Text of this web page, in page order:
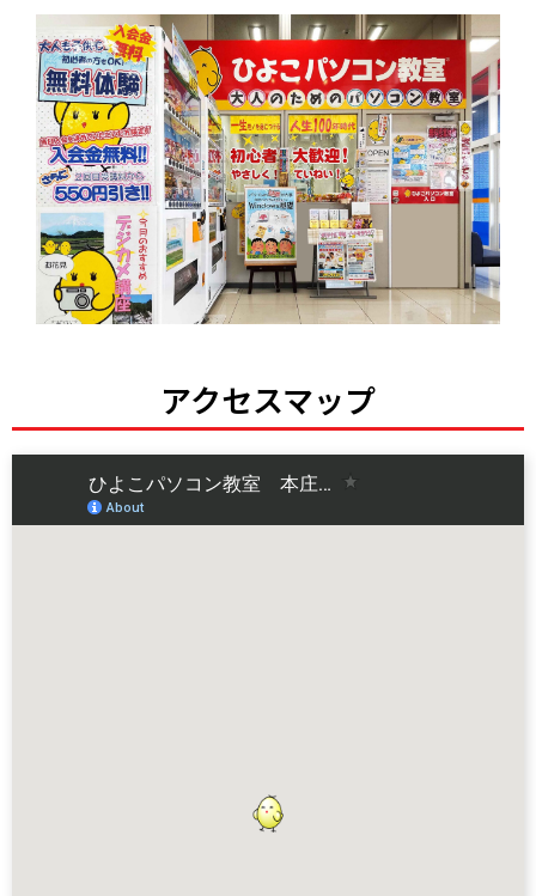
アクセスマップ